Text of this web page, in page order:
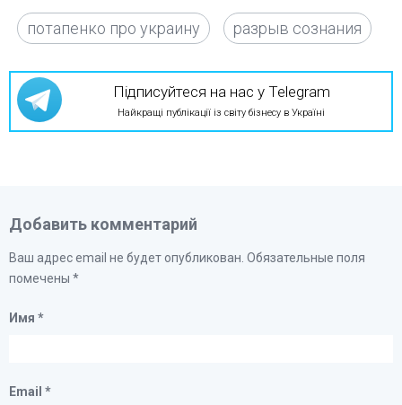
потапенко про украину разрыв сознания
Підписуйтеся на нас у Telegram
Найкращі публікації із світу бізнесу в Україні
Добавить комментарий
Ваш адрес email не будет опубликован. Обязательные поля
помечены *
Имя *
Email *